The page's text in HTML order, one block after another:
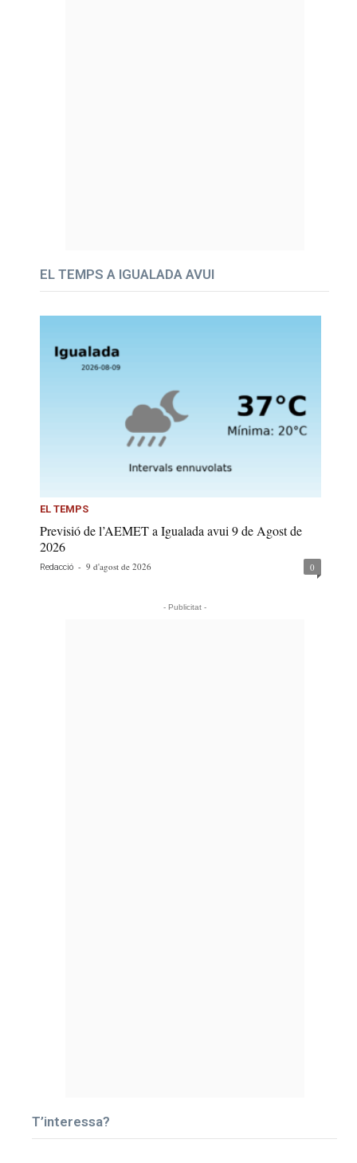
EL TEMPS A IGUALADA AVUI
EL TEMPS
Previsió de l’AEMET a Igualada avui 9 de Agost de
2026
Redacció - 9 d'agost de 2026 0
- Publicitat -
T’interessa?